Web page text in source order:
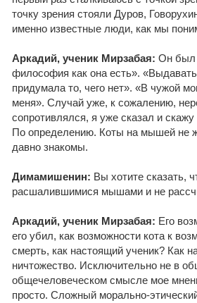
точку зрения стояли Дуров,
именно известные люди, как мы
Аркадий, ученик Мирзабая: Он был
философия как она есть».
придумала то, чего нет». «В чужой
меня». Случай уже, к сожалению,
сопротивлялся, я уже сказал и
По определению. Коты на мышей не
давно знакомы.
Димамишенин: Вы хотите сказать,
расшалившимися мышами и не
Аркадий, ученик Мирзабая: Его
его убил, как возможности кота к
смерть, как настоящий ученик? Как
ничтожество. Исключительно не в
общечеловеческом смысле мое
просто. Сложный морально-